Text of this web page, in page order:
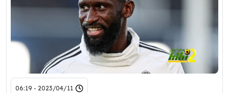
2023/04/11 - 06:19